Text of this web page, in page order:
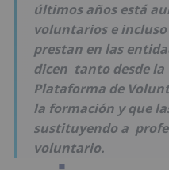
últimos años está
voluntarios e
prestan en las
dicen tanto desde la
Plataforma de
la formación y que
sustituyendo a
voluntario.